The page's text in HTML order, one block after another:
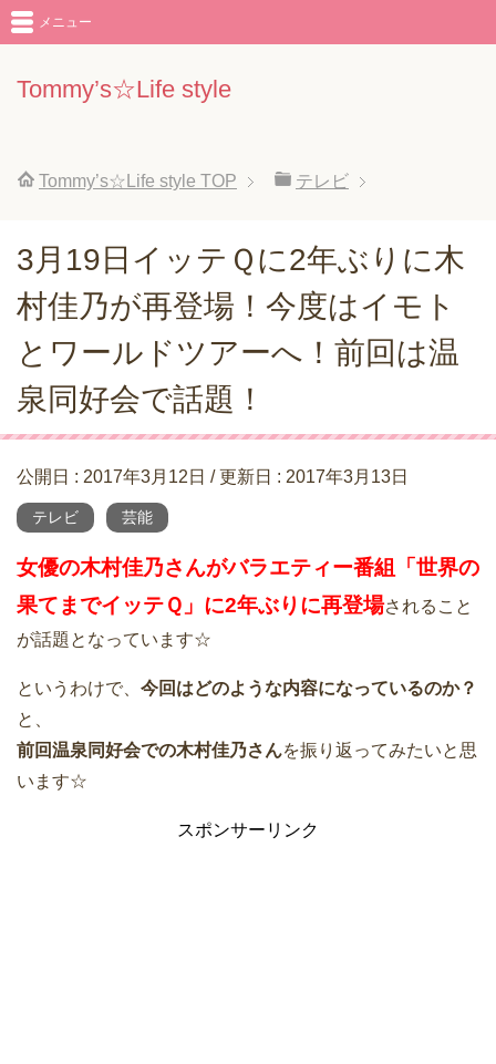
Tommy’s☆Life style
メニュー
Tommy’s☆Life style TOP テレビ
3月19日イッテＱに2年ぶりに木
村佳乃が再登場！今度はイモト
とワールドツアーへ！前回は温
泉同好会で話題！
公開日 : 2017年3月12日 / 更新日 : 2017年3月13日
テレビ 芸能
女優の木村佳乃さんがバラエティー番組「世界の
果てまでイッテＱ」に2年ぶりに再登場されること
が話題となっています☆
というわけで、 今回はどのような内容になっているのか？
と、
前回温泉同好会での木村佳乃さんを振り返ってみたいと思
います☆
スポンサーリンク